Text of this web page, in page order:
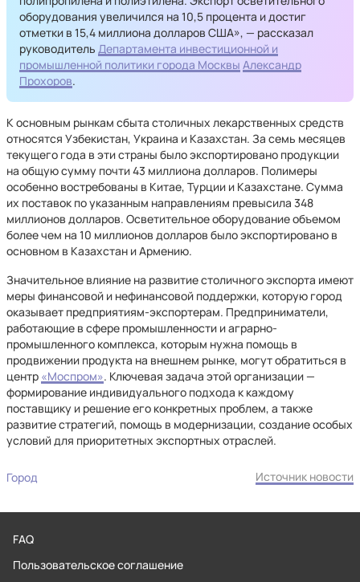
оборудования увеличился на 10,5 процента и достиг
отметки в 15,4 миллиона долларов США», — рассказал
руководитель Департамента инвестиционной и
промышленной политики города Москвы Александр
Прохоров.
К основным рынкам сбыта столичных лекарственных средств
относятся Узбекистан, Украина и Казахстан. За семь месяцев
текущего года в эти страны было экспортировано продукции
на общую сумму почти 43 миллиона долларов. Полимеры
особенно востребованы в Китае, Турции и Казахстане. Сумма
их поставок по указанным направлениям превысила 348
миллионов долларов. Осветительное оборудование объемом
более чем на 10 миллионов долларов было экспортировано в
основном в Казахстан и Армению.
Значительное влияние на развитие столичного экспорта имеют
меры финансовой и нефинансовой поддержки, которую город
оказывает предприятиям-экспортерам. Предприниматели,
работающие в сфере промышленности и аграрно-
промышленного комплекса, которым нужна помощь в
продвижении продукта на внешнем рынке, могут обратиться в
центр «Моспром». Ключевая задача этой организации —
формирование индивидуального подхода к каждому
поставщику и решение его конкретных проблем, а также
развитие стратегий, помощь в модернизации, создание особых
условий для приоритетных экспортных отраслей.
Город Источник новости
FAQ
Пользовательское соглашение